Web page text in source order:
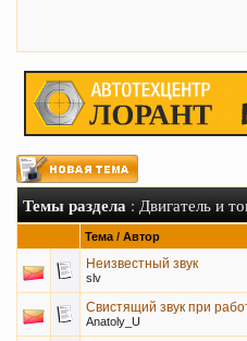
Темы раздела: Двигатель и
Тема / Автор
Неизвестный звук
slv
Свистящий звук при
Anatoly_U